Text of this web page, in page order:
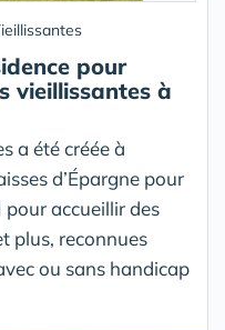
pour
vieillissantes à
a été créée à
d’Épargne pour
pour accueillir des
plus, reconnues
ou sans handicap